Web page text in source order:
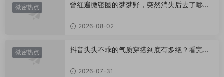
微密热点
曾红遍微密圈的梦梦野，突然消失后去了哪
2026-08-02
微密热点
抖音头头不乖的气质穿搭到底有多绝？看完想
2026-07-31